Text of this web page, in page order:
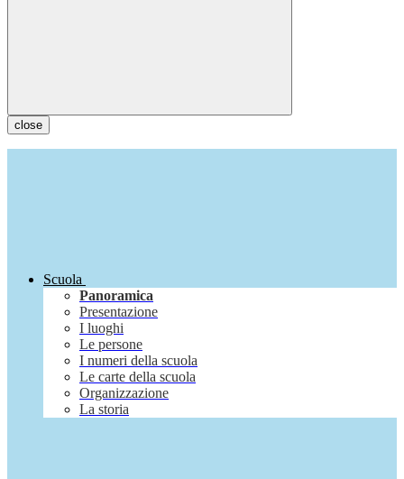
close
Scuola
Panoramica
Presentazione
I luoghi
Le persone
I numeri della scuola
Le carte della scuola
Organizzazione
La storia